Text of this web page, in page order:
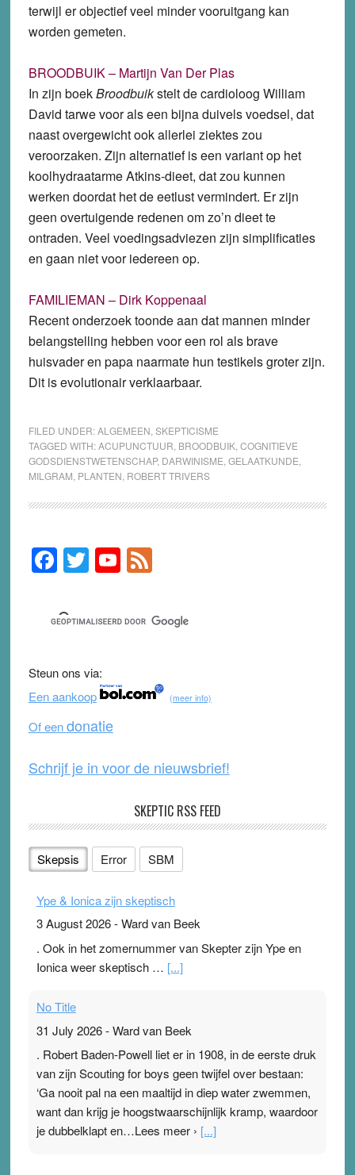
terwijl er objectief veel minder vooruitgang kan
worden gemeten.
BROODBUIK – Martijn Van Der Plas
In zijn boekBroodbuikstelt de cardioloog William
David tarwe voor als een bijna duivels voedsel, dat
naast overgewicht ook allerlei ziektes zou
veroorzaken. Zijn alternatief is een variant op het
koolhydraatarme Atkins-dieet, dat zou kunnen
werken doordat het de eetlust vermindert. Er zijn
geen overtuigende redenen om zo’n dieet te
ontraden. Veel voedingsadviezen zijn simplificaties
en gaan niet voor iedereen op.
FAMILIEMAN – Dirk Koppenaal
Recent onderzoek toonde aan dat mannen minder
belangstelling hebben voor een rol als brave
huisvader en papa naarmate hun testikels groter zijn.
Dit is evolutionair verklaarbaar.
FILED UNDER:ALGEMEEN SKEPTICISME
TAGGED WITH:ACUPUNCTUUR BROODBUIK, COGNITIEVE
GODSDIENSTWETENSCHAP, DARWINISME GELAATKUNDE
MILGRAM PLANTEN ROBERT TRIVERS
Primary
Sidebar
F
a
c
e
b
o
o
k
T
wi
tt
er
Y
o
u
T
b
e
F
e
d
Steun ons via:
Een aankoop
(meer info)
Of eendonatie
Schrijf je in voor de nieuwsbrief!
SKEPTIC RSS FEED
Skepsis Error SBM
Ype & Ionica zijn skeptisch
3 August 2026-Ward van Beek
. Ook in het zomernummer van Skepter zijn Ype en
Ionica weer skeptisch … [...]
No Title
31 July 2026-Ward van Beek
. Robert Baden-Powell liet er in 1908, in de eerste druk
van zijn Scouting for boys geen twijfel over bestaan:
‘Ga nooit pal na een maaltijd in diep water zwemmen,
want dan krijg je hoogstwaarschijnlijk kramp, waardoor
je dubbelklapt en…Lees meer › [...]